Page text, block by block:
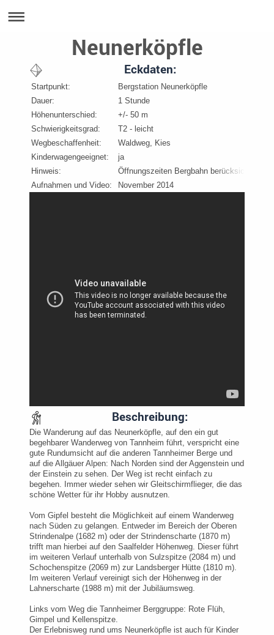
Neunerköpfle
Eckdaten:
Startpunkt:
Bergstation Neunerköpfle
Dauer:
1 Stunde
Höhenunterschied:
+/- 50 m
Schwierigkeitsgrad:
T2 - leicht
Wegbeschaffenheit:
Waldweg, Kies
Kinderwagengeeignet:
ja
Hinweis:
Öffnungszeiten Bergbahn berücksichtigen
Aufnahmen und Video:
November 2014
Beschreibung:
Die Wanderung auf das Neunerköpfle, auf den ein gut
begehbarer Wanderweg von Tannheim führt, verspricht eine
gute Rundumsicht auf die anderen Tannheimer Berge und
auf die Allgäuer Alpen: Nach Norden sind der Aggenstein und
der Einstein zu sehen. Der Weg ist recht einfach zu
begehen. Immer wieder sehen wir Gleitschirmflieger, die das
schöne Wetter für ihr Hobby ausnutzen.
Vom Gipfel besteht die Möglichkeit auf einem Wanderweg
nach Süden zu gelangen. Entweder im Bereich der Oberen
Strindenalpe (1682 m) oder der Strindenscharte (1870 m)
trifft man hierbei auf den Saalfelder Höhenweg. Dieser führt
im weiteren Verlauf unterhalb von Sulzspitze (2084 m) und
Schochenspitze (2069 m) zur Landsberger Hütte (1810 m).
Im weiteren Verlauf vereinigt sich der Höhenweg in der
Lahnerscharte (1988 m) mit der Jubiläumsweg.
Links vom Weg die Tannheimer Berggruppe: Rote Flüh,
Gimpel und Kellenspitze.
Der Erlebnisweg rund ums Neunerköpfle ist auch für Kinder